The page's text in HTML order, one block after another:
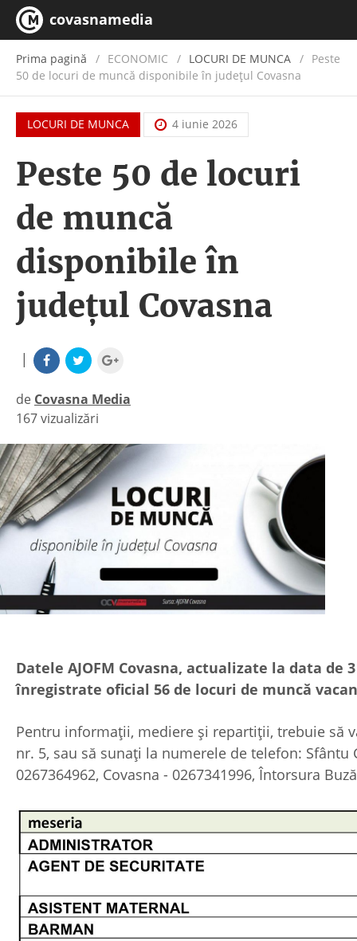
covasnamedia
Prima pagină ECONOMIC / LOCURI DE MUNCA
Peste
50 de locuri de muncă disponibile în județul Covasna
LOCURI DE MUNCA 4 iunie 2026
Peste 50 de locuri
de muncă
disponibile în
județul Covasna
|
de Covasna Media
|
167 vizualizări
Datele AJOFM Covasna, actualizate la data
înregistrate oficial 56 de locuri de muncă
Pentru informații, mediere și repartiții, trebuie să
nr. 5, sau să sunați la numerele de telefon: Sfântu
0267364962, Covasna - 0267341996, Întorsura